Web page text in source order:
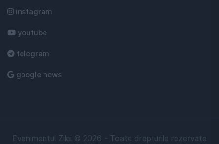
instagram
youtube
telegram
google news
Evenimentul Zilei © 2026 - Toate drepturile rezervate